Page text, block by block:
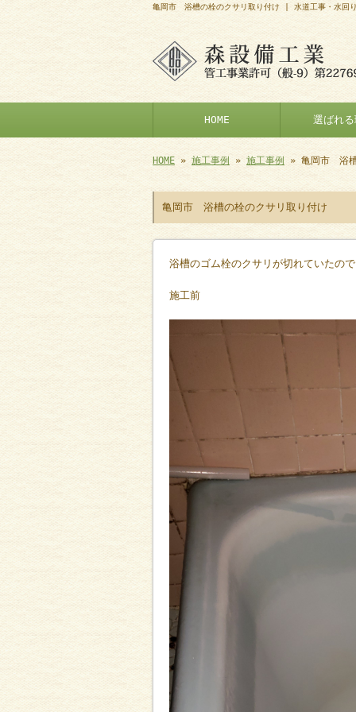
亀岡市 浴槽の栓のクサリ取り付け | 水道工事・水回
HOME 選ばれ
HOME»施工事例 » 施工事例 » 亀岡市 浴槽
亀岡市 浴槽の栓のクサリ取り付け
浴槽のゴム栓のクサリが切れていたの
施工前